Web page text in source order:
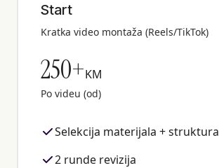
Start
Kratka video montaža (Reels/TikTok)
250+KM
Po videu (od)
Selekcija materijala + struktura
2 runde revizija